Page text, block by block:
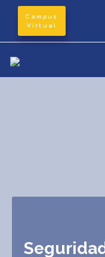
Campus
Virtual